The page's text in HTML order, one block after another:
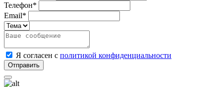
Телефон*
Email*
Я согласен с политикой конфиденциальности